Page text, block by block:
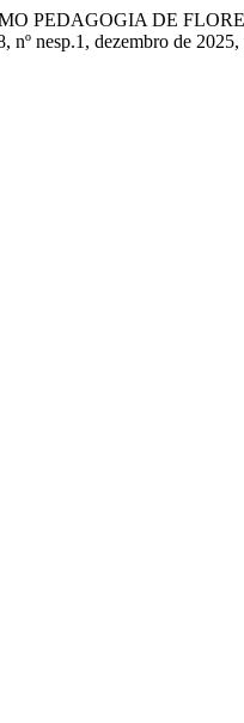
PEDAGOGIA DE
nº nesp.1, dezembro de